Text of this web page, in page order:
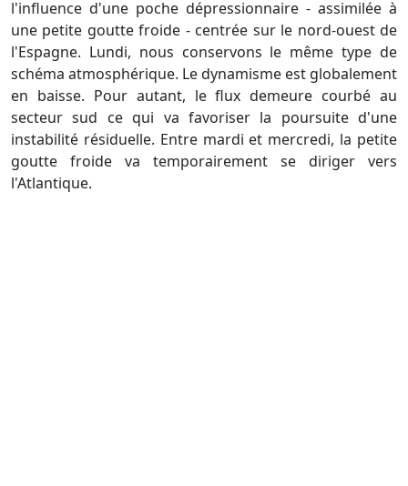
l'influence d'une poche dépressionnaire - assimilée à
une petite goutte froide - centrée sur le nord-ouest de
l'Espagne. Lundi, nous conservons le même type de
schéma atmosphérique. Le dynamisme est globalement
en baisse. Pour autant, le flux demeure courbé au
secteur sud ce qui va favoriser la poursuite d'une
instabilité résiduelle. Entre mardi et mercredi, la petite
goutte froide va temporairement se diriger vers
l'Atlantique.